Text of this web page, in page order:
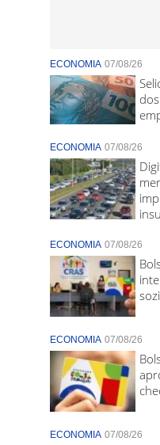
ECONOMIA 07/08/26
ECONOMIA 07/08/26
ECONOMIA 07/08/26
ECONOMIA 07/08/26
ECONOMIA 07/08/26